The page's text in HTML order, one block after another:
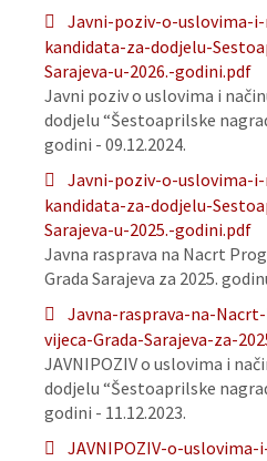
Javni-poziv-o-uslovima-
kandidata-za-dodjelu-
Sarajeva-u-2026.-godini.pdf
Javni poziv o uslovima i
dodjelu “Šestoaprilske
godini - 09.12.2024.
Javni-poziv-o-uslovima-
kandidata-za-dodjelu-
Sarajeva-u-2025.-godini.pdf
Javna rasprava na Nacrt
Grada Sarajeva za 2025.
Javna-rasprava-na-
vijeca-Grada-Sarajeva-za-
JAVNIPOZIV o uslovima i
dodjelu “Šestoaprilske
godini - 11.12.2023.
JAVNIPOZIV-o-